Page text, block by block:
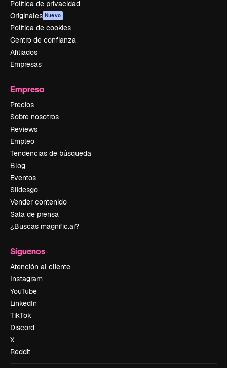
Política de privacidad
Originales Nuevo
Política de cookies
Centro de confianza
Afiliados
Empresas
Empresa
Precios
Sobre nosotros
Reviews
Empleo
Tendencias de búsqueda
Blog
Eventos
Slidesgo
Vender contenido
Sala de prensa
¿Buscas magnific.ai?
Síguenos
Atención al cliente
Instagram
YouTube
LinkedIn
TikTok
Discord
X
Reddit